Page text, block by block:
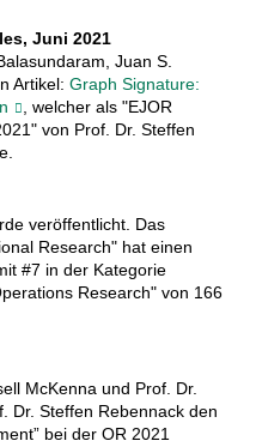
Juni 2021
Juan S.
Artikel: Graph Signature:
, welcher als "EJOR
von Prof. Dr. Steffen
veröffentlicht. Das
Research" hat einen
#7 in der Kategorie
Research" von 166
McKenna und Prof. Dr.
Dr. Steffen Rebennack den
bei der OR 2021